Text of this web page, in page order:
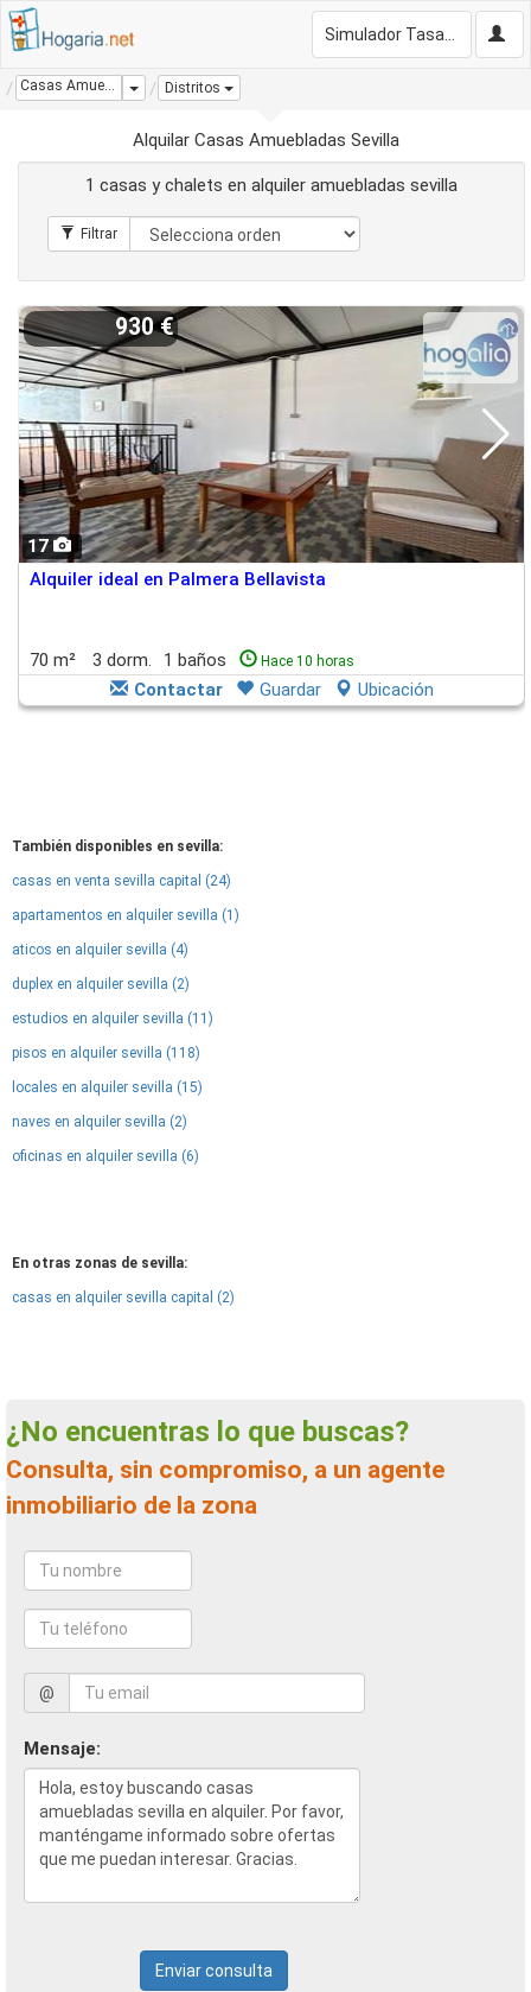
Casas Amuebladas Sevilla Dropdown
Distritos
Alquilar Casas Amuebladas Sevilla
1 casas y chalets en alquiler amuebladas sevilla
17
930 €
Alquiler ideal en Palmera Bellavista
70 m² 3 dorm. 1 baños Hace 10 horas
Contactar Guardar Ubicación
También disponibles en sevilla:
casas en venta sevilla capital (24)
apartamentos en alquiler sevilla (1)
aticos en alquiler sevilla (4)
duplex en alquiler sevilla (2)
estudios en alquiler sevilla (11)
pisos en alquiler sevilla (118)
locales en alquiler sevilla (15)
naves en alquiler sevilla (2)
oficinas en alquiler sevilla (6)
En otras zonas de sevilla:
casas en alquiler sevilla capital (2)
¿No encuentras lo que buscas?
Consulta, sin compromiso, a un agente
inmobiliario de la zona
@
Mensaje:
Enviar consulta